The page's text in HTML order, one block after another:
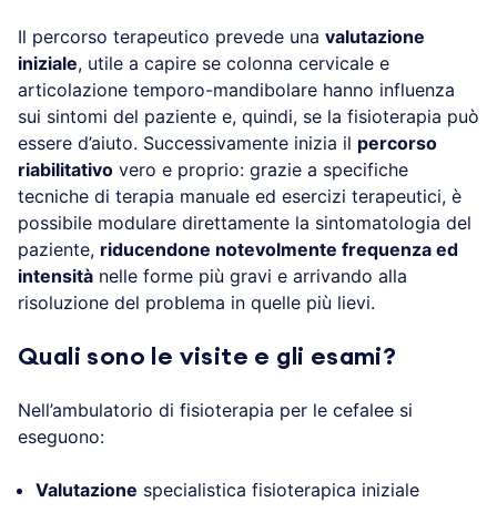
Il percorso terapeutico prevede una valutazione
iniziale, utile a capire se colonna cervicale e
articolazione temporo-mandibolare hanno influenza
sui sintomi del paziente e, quindi, se la fisioterapia può
essere d’aiuto. Successivamente inizia il percorso
riabilitativo vero e proprio: grazie a specifiche
tecniche di terapia manuale ed esercizi terapeutici, è
possibile modulare direttamente la sintomatologia del
paziente, riducendone notevolmente frequenza ed
intensità nelle forme più gravi e arrivando alla
risoluzione del problema in quelle più lievi.
Quali sono le visite e gli esami?
Nell’ambulatorio di fisioterapia per le cefalee si
eseguono:
Valutazione specialistica fisioterapica iniziale